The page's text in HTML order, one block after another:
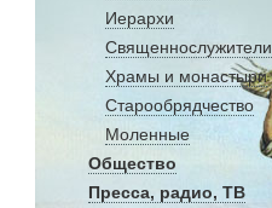
Иерархи
Священнослужители
Храмы и монастыри
Старообрядчество
Моленные
Общество
Пресса, радио, ТВ